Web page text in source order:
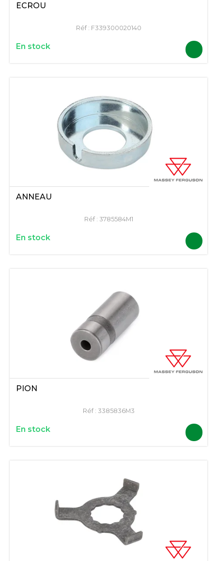
ÉCROU
Réf : F339300020140
En stock
ANNEAU
Réf : 3785584M1
En stock
PION
Réf : 3385836M3
En stock